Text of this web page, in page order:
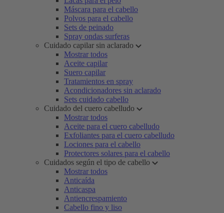
Máscara para el cabello
Polvos para el cabello
Sets de peinado
Spray ondas surferas
Cuidado capilar sin aclarado
Mostrar todos
Aceite capilar
Suero capilar
Tratamientos en spray
Acondicionadores sin aclarado
Sets cuidado cabello
Cuidado del cuero cabelludo
Mostrar todos
Aceite para el cuero cabelludo
Exfoliantes para el cuero cabelludo
Lociones para el cabello
Protectores solares para el cabello
Cuidados según el tipo de cabello
Mostrar todos
Anticaída
Anticaspa
Antiencrespamiento
Cabello fino y liso